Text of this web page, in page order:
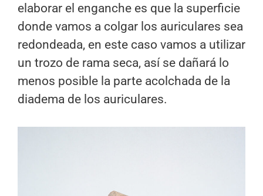
elaborar el enganche es que la superficie
donde vamos a colgar los auriculares sea
redondeada, en este caso vamos a utilizar
un trozo de rama seca, así se dañará lo
menos posible la parte acolchada de la
diadema de los auriculares.